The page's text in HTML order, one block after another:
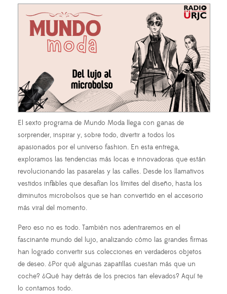
El sexto programa de Mundo Moda llega con ganas de
sorprender, inspirar y, sobre todo, divertir a todos los
apasionados por el universo fashion. En esta entrega,
exploramos las tendencias más locas e innovadoras que están
revolucionando las pasarelas y las calles. Desde los llamativos
vestidos inflables que desafían los límites del diseño, hasta los
diminutos microbolsos que se han convertido en el accesorio
más viral del momento.
Pero eso no es todo. También nos adentraremos en el
fascinante mundo del lujo, analizando cómo las grandes firmas
han logrado convertir sus colecciones en verdaderos objetos
de deseo. ¿Por qué algunas zapatillas cuestan más que un
coche? ¿Qué hay detrás de los precios tan elevados? Aquí te
lo contamos todo.